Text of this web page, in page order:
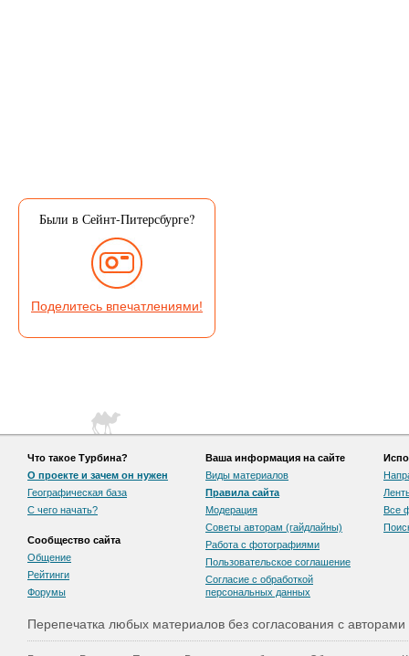
Были в Сейнт-Питерсбурге?
Поделитесь впечатлениями!
Что такое Турбина?
О проекте и зачем он нужен
Географическая база
С чего начать?
Сообщество сайта
Общение
Рейтинги
Форумы
Ваша информация на сайте
Виды материалов
Правила сайта
Модерация
Советы авторам (гайдлайны)
Работа с фотографиями
Пользовательскоe соглашение
Согласие с обработкой
персональных данных
Все
Перепечатка любых материалов без согласования с